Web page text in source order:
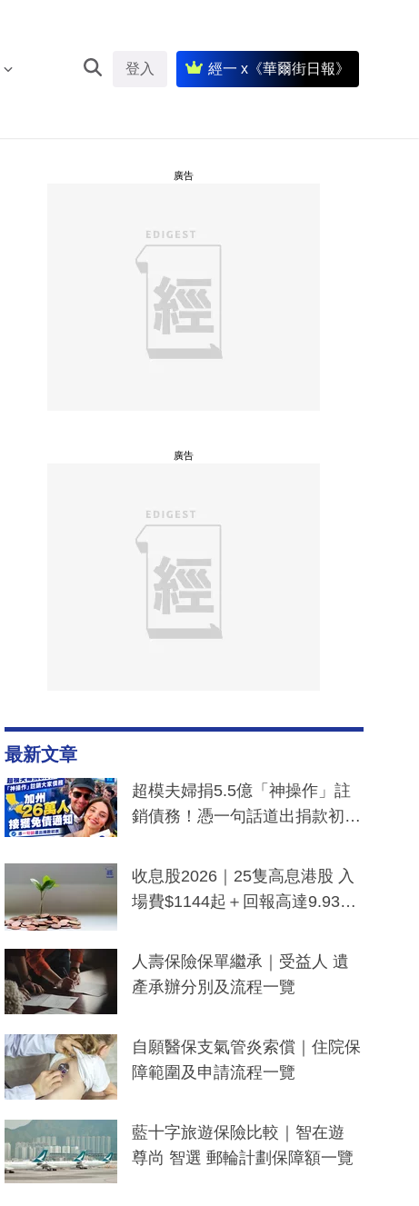
登入 經一 x《華爾街日報》
廣告
廣告
最新文章
超模夫婦捐5.5億「神操作」註
銷債務！憑一句話道出捐款初
一度被誤當詐騙手段
收息股2026｜25隻高息港股 入
場費$1144起＋回報高達9.93
人壽保險保單繼承｜受益人 遺
產承辦分別及流程一覽
自願醫保支氣管炎索償｜住院保
障範圍及申請流程一覽
藍十字旅遊保險比較｜智在遊
尊尚 智選 郵輪計劃保障額一覽